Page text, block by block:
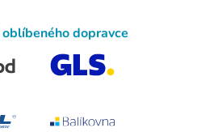
dopravce